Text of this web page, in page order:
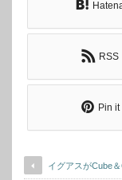
RSS
Pin it
イグアスがCube